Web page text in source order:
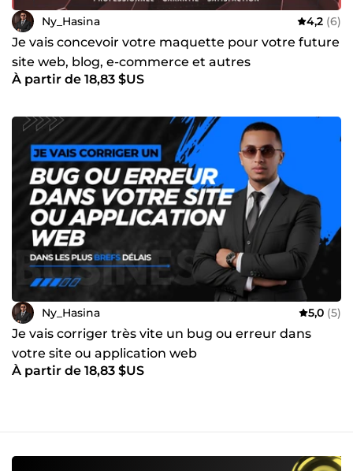
Ny_Hasina 4,2 (6)
Je vais concevoir votre maquette pour votre future
site web, blog, e-commerce et autres
À partir de 18,83 $US
Ny_Hasina 5,0 (5)
Je vais corriger très vite un bug ou erreur dans
votre site ou application web
À partir de 18,83 $US